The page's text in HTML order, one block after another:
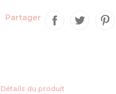
Partager
Détails du produit